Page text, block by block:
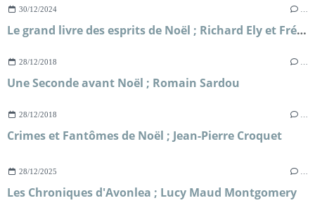
30/12/2024
Le grand livre des esprits de Noël ; Richard Ely et Frédérique Devos
28/12/2018
Une Seconde avant Noël ; Romain Sardou
28/12/2018
Crimes et Fantômes de Noël ; Jean-Pierre Croquet
28/12/2025
Les Chroniques d'Avonlea ; Lucy Maud Montgomery